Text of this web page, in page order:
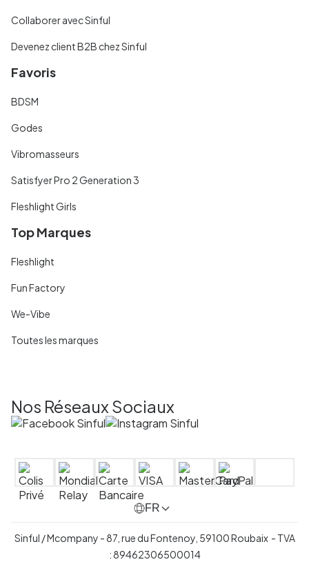
Collaborer avec Sinful
Devenez client B2B chez Sinful
Favoris
BDSM
Godes
Vibromasseurs
Satisfyer Pro 2 Generation 3
Fleshlight Girls
Top Marques
Fleshlight
Fun Factory
We-Vibe
Toutes les marques
Nos Réseaux Sociaux
FR
Sinful / Mcompany - 87, rue du Fontenoy, 59100 Roubaix - TVA
: 89462306500014